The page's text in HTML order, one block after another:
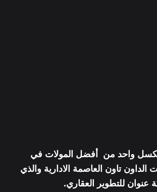
واحد من أفضل المولات في
تاون العاصمة الادارية والذي
عنوان للتطوير العقاري.